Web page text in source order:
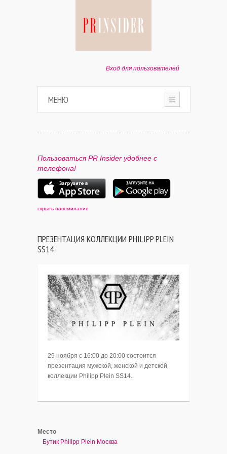
Вход для пользователей
МЕНЮ
ПАРТНЕРАМ
КОНТАКТЫ
Пользоваться PR Insider удобнее с
телефона!
скрыть напоминание
ПРЕЗЕНТАЦИЯ КОЛЛЕКЦИИ PHILIPP PLEIN
SS14
29 ноября с 16:00 до 20:00 состоится
презентация мужской, женской и детской
коллекции Philipp Plein SS14.
Место
Бутик Philipp Plein Москва